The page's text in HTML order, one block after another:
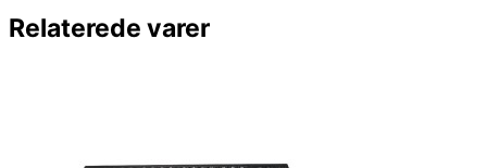
Relaterede varer